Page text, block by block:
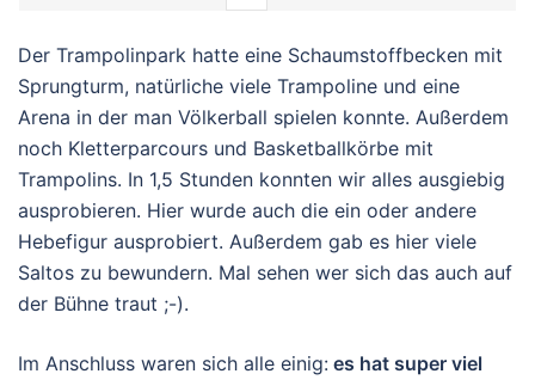
Der Trampolinpark hatte eine Schaumstoffbecken mit
Sprungturm, natürliche viele Trampoline und eine
Arena in der man Völkerball spielen konnte. Außerdem
noch Kletterparcours und Basketballkörbe mit
Trampolins. In 1,5 Stunden konnten wir alles ausgiebig
ausprobieren. Hier wurde auch die ein oder andere
Hebefigur ausprobiert. Außerdem gab es hier viele
Saltos zu bewundern. Mal sehen wer sich das auch auf
der Bühne traut ;-).
Im Anschluss waren sich alle einig: es hat super viel